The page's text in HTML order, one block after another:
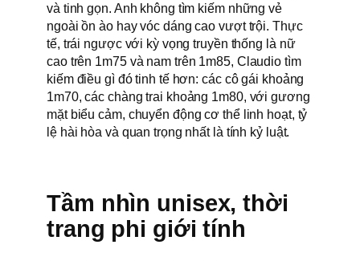
và tinh gọn. Anh không tìm kiếm những vẻ
ngoài ồn ào hay vóc dáng cao vượt trội. Thực
tế, trái ngược với kỳ vọng truyền thống là nữ
cao trên 1m75 và nam trên 1m85, Claudio tìm
kiếm điều gì đó tinh tế hơn: các cô gái khoảng
1m70, các chàng trai khoảng 1m80, với gương
mặt biểu cảm, chuyển động cơ thể linh hoạt, tỷ
lệ hài hòa và quan trọng nhất là tính kỷ luật.
Tầm nhìn unisex, thời
trang phi giới tính